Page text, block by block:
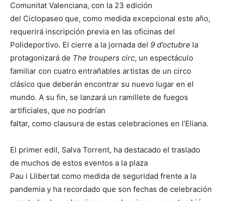
Comunitat Valenciana, con la 23 edición
del Ciclopaseo que, como medida excepcional este año,
requerirá inscripción previa en las oficinas del
Polideportivo. El cierre a la jornada del 9 d’octubre la
protagonizará de The troupers circ, un espectáculo
familiar con cuatro entrañables artistas de un circo
clásico que deberán encontrar su nuevo lugar en el
mundo. A su fin, se lanzará un ramillete de fuegos
artificiales, que no podrían
faltar, como clausura de estas celebraciones en l’Eliana.
El primer edil, Salva Torrent, ha destacado el traslado
de muchos de estos eventos a la plaza
Pau i Llibertat como medida de seguridad frente a la
pandemia y ha recordado que son fechas de celebración